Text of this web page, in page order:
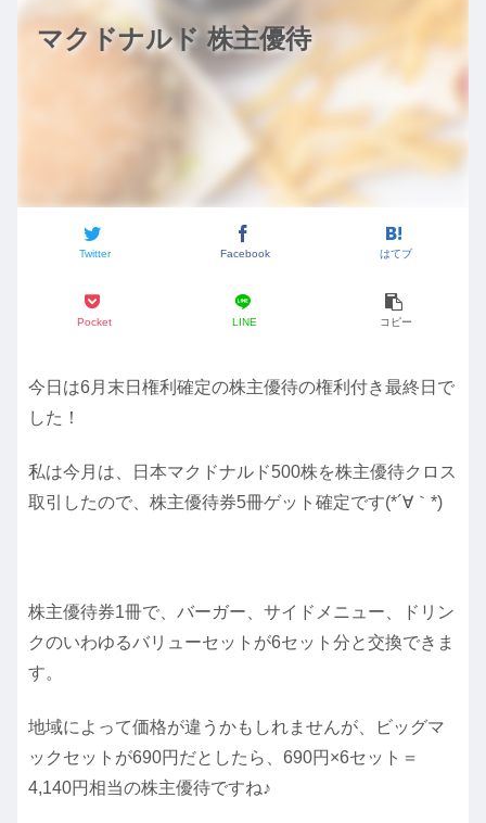
マクドナルド 株主優待
Twitter Facebook はてブ
Pocket LINE コピー
今日は6月末日権利確定の株主優待の権利付き最終日で
した！
私は今月は、日本マクドナルド500株を株主優待クロス
取引したので、株主優待券5冊ゲット確定です(*´∀｀*)
株主優待券1冊で、バーガー、サイドメニュー、ドリン
クのいわゆるバリューセットが6セット分と交換できま
す。
地域によって価格が違うかもしれませんが、ビッグマ
ックセットが690円だとしたら、690円×6セット＝
4,140円相当の株主優待ですね♪